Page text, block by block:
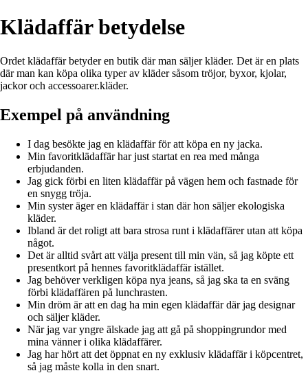
Klädaffär betydelse
Ordet klädaffär betyder en butik där man säljer kläder. Det är en plats
där man kan köpa olika typer av kläder såsom tröjor, byxor, kjolar,
jackor och accessoarer.kläder.
Exempel på användning
I dag besökte jag en klädaffär för att köpa en ny jacka.
Min favoritklädaffär har just startat en rea med många
erbjudanden.
Jag gick förbi en liten klädaffär på vägen hem och fastnade för
en snygg tröja.
Min syster äger en klädaffär i stan där hon säljer ekologiska
kläder.
Ibland är det roligt att bara strosa runt i klädaffärer utan att köpa
något.
Det är alltid svårt att välja present till min vän, så jag köpte ett
presentkort på hennes favoritklädaffär istället.
Jag behöver verkligen köpa nya jeans, så jag ska ta en sväng
förbi klädaffären på lunchrasten.
Min dröm är att en dag ha min egen klädaffär där jag designar
och säljer kläder.
När jag var yngre älskade jag att gå på shoppingrundor med
mina vänner i olika klädaffärer.
Jag har hört att det öppnat en ny exklusiv klädaffär i köpcentret,
så jag måste kolla in den snart.